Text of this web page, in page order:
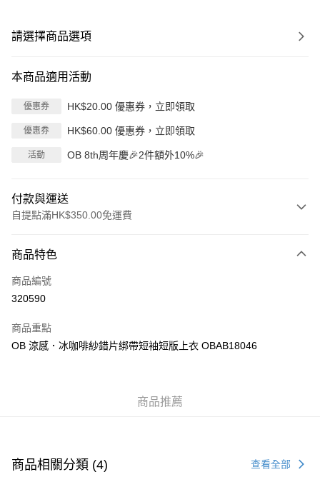
請選擇商品選項
本商品適用活動
優惠券 HK$20.00 優惠券，立即領取
優惠券 HK$60.00 優惠券，立即領取
活動 OB 8th周年慶🎉2件額外10%🎉
付款與運送
自提點滿HK$350.00免運費
信用卡
Apple Pay
PayMe
付款後順豐站及營業點
商品特色
商品編號
320590
商品重點
OB 涼感．冰咖啡紗錯片綁帶短袖短版上衣 OBAB18046
商品推薦
商品相關分類 (4) 查看全部